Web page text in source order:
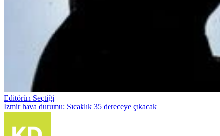
Editörün Seçtiği
İzmir hava durumu: Sıcaklık 35 dereceye çıkacak